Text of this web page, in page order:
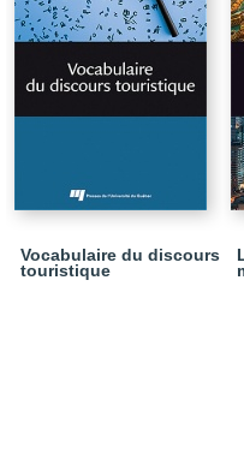
Vocabulaire du discours
touristique